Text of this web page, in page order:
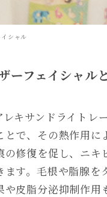
シャル
ーフェイシャル
レキサンドライトレ
とで、その熱作用に
の修復を促し、ニキ
ます。毛根や脂腺を
や皮脂分泌抑制作用